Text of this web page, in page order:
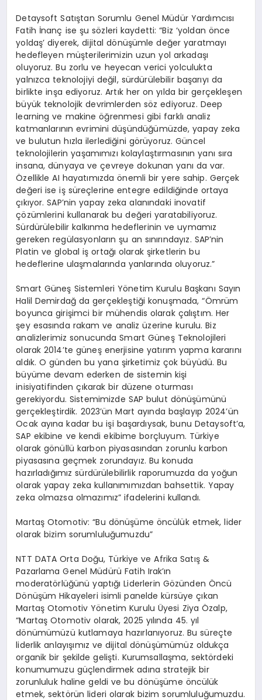
Detaysoft Satıştan Sorumlu Genel Müdür Yardımcısı
Fatih İnanç ise şu sözleri kaydetti: “Biz ‘yoldan önce
yoldaş’ diyerek, dijital dönüşümle değer yaratmayı
hedefleyen müşterilerimizin uzun yol arkadaşı
oluyoruz. Bu zorlu ve heyecan verici yolculukta
yalnızca teknolojiyi değil, sürdürülebilir başarıyı da
birlikte inşa ediyoruz. Artık her on yılda bir gerçekleşen
büyük teknolojik devrimlerden söz ediyoruz. Deep
learning ve makine öğrenmesi gibi farklı analiz
katmanlarının evrimini düşündüğümüzde, yapay zeka
ve bulutun hızla ilerlediğini görüyoruz. Güncel
teknolojilerin yaşamımızı kolaylaştırmasının yanı sıra
insana, dünyaya ve çevreye dokunan yanı da var.
Özellikle AI hayatımızda önemli bir yere sahip. Gerçek
değeri ise iş süreçlerine entegre edildiğinde ortaya
çıkıyor. SAP’nin yapay zeka alanındaki inovatif
çözümlerini kullanarak bu değeri yaratabiliyoruz.
Sürdürülebilir kalkınma hedeflerinin ve uymamız
gereken regülasyonların şu an sınırındayız. SAP’nin
Platin ve global iş ortağı olarak şirketlerin bu
hedeflerine ulaşmalarında yanlarında oluyoruz.”
Smart Güneş Sistemleri Yönetim Kurulu Başkanı Sayın
Halil Demirdağ da gerçekleştiği konuşmada, “Ömrüm
boyunca girişimci bir mühendis olarak çalıştım. Her
şey esasında rakam ve analiz üzerine kurulu. Biz
analizlerimiz sonucunda Smart Güneş Teknolojileri
olarak 2014’te güneş enerjisine yatırım yapma kararını
aldık. O günden bu yana şirketimiz çok büyüdü. Bu
büyüme devam ederken de sistemin kişi
inisiyatifinden çıkarak bir düzene oturması
gerekiyordu. Sistemimizde SAP bulut dönüşümünü
gerçekleştirdik. 2023’ün Mart ayında başlayıp 2024’ün
Ocak ayına kadar bu işi başardıysak, bunu Detaysoft’a,
SAP ekibine ve kendi ekibime borçluyum. Türkiye
olarak gönüllü karbon piyasasından zorunlu karbon
piyasasına geçmek zorundayız. Bu konuda
hazırladığımız sürdürülebilirlik raporumuzda da yoğun
olarak yapay zeka kullanımımızdan bahsettik. Yapay
zeka olmazsa olmazımız” ifadelerini kullandı.
Martaş Otomotiv: “Bu dönüşüme öncülük etmek, lider
olarak bizim sorumluluğumuzdu”
NTT DATA Orta Doğu, Türkiye ve Afrika Satış &
Pazarlama Genel Müdürü Fatih Irak’ın
moderatörlüğünü yaptığı Liderlerin Gözünden Öncü
Dönüşüm Hikayeleri isimli panelde kürsüye çıkan
Martaş Otomotiv Yönetim Kurulu Üyesi Ziya Özalp,
“Martaş Otomotiv olarak, 2025 yılında 45. yıl
dönümümüzü kutlamaya hazırlanıyoruz. Bu süreçte
liderlik anlayışımız ve dijital dönüşümümüz oldukça
organik bir şekilde gelişti. Kurumsallaşma, sektördeki
konumumuzu güçlendirmek adına stratejik bir
zorunluluk haline geldi ve bu dönüşüme öncülük
etmek, sektörün lideri olarak bizim sorumluluğumuzdu.